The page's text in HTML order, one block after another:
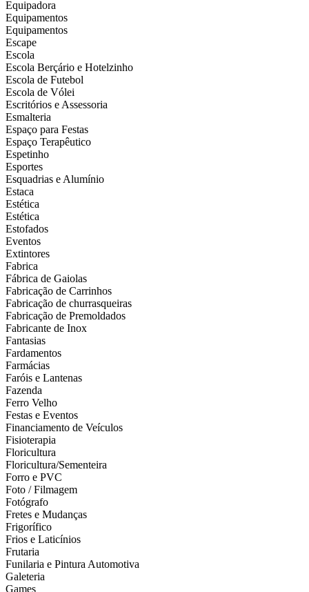
Equipadora
Equipamentos
Equipamentos
Escape
Escola
Escola Berçário e Hotelzinho
Escola de Futebol
Escola de Vólei
Escritórios e Assessoria
Esmalteria
Espaço para Festas
Espaço Terapêutico
Espetinho
Esportes
Esquadrias e Alumínio
Estaca
Estética
Estética
Estofados
Eventos
Extintores
Fabrica
Fábrica de Gaiolas
Fabricação de Carrinhos
Fabricação de churrasqueiras
Fabricação de Premoldados
Fabricante de Inox
Fantasias
Fardamentos
Farmácias
Faróis e Lantenas
Fazenda
Ferro Velho
Festas e Eventos
Financiamento de Veículos
Fisioterapia
Floricultura
Floricultura/Sementeira
Forro e PVC
Foto / Filmagem
Fotógrafo
Fretes e Mudanças
Frigorífico
Frios e Laticínios
Frutaria
Funilaria e Pintura Automotiva
Galeteria
Games